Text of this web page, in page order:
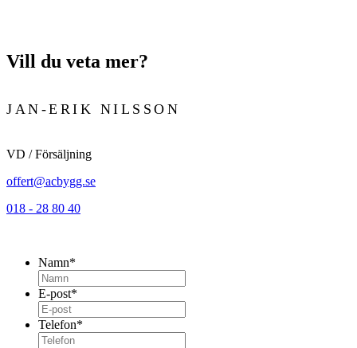
Vill du veta mer?
JAN-ERIK NILSSON
VD / Försäljning
offert@acbygg.se
018 - 28 80 40
Namn*
E-post*
Telefon*